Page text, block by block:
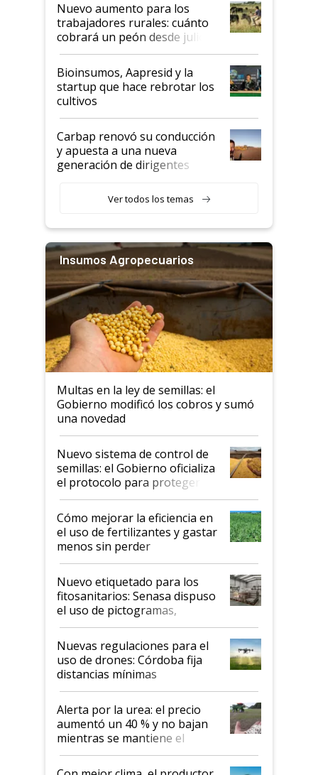
Nuevo aumento para los
trabajadores rurales: cuánto
cobrará un peón desde julio
Bioinsumos, Aapresid y la
startup que hace rebrotar los
cultivos
Carbap renovó su conducción
y apuesta a una nueva
generación de dirigentes
Ver todos los temas
Insumos Agropecuarios
Multas en la ley de semillas: el
Gobierno modificó los cobros y sumó
una novedad
Nuevo sistema de control de
semillas: el Gobierno oficializa
el protocolo para proteger la
propiedad intelectual
Cómo mejorar la eficiencia en
el uso de fertilizantes y gastar
menos sin perder
productividad en la campaña
fina
Nuevo etiquetado para los
fitosanitarios: Senasa dispuso
el uso de pictogramas,
palabras de advertencia e
indicaciones
Nuevas regulaciones para el
uso de drones: Córdoba fija
distancias mínimas
Alerta por la urea: el precio
aumentó un 40 % y no bajan
mientras se mantiene el
conflicto en Medio Oriente